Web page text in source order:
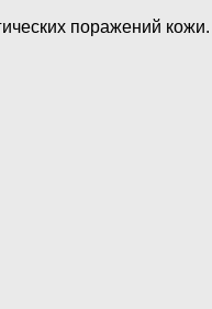
поражений кожи.